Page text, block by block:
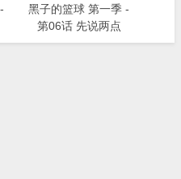
黑子的篮球 第一季 -
第06话 先说两点